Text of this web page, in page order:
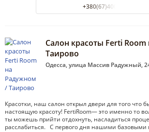
+380(67)400-81-11
Салон красоты Ferti
Таирово
Одесса, улица Массив Радужный,
Красотки, наш салон открыл двери для того что
настоящую красоту! FertiRoom— это именно то
ты можешь прийти отдохнуть, насладиться
расслабиться. С первого дня нашими